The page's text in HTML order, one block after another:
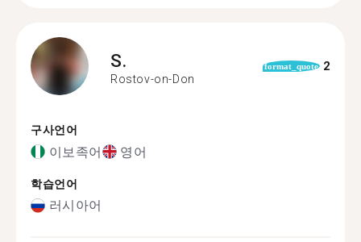
S.
Rostov-on-Don
format_quote 2
구사언어
이보족어 영어
학습언어
러시아어